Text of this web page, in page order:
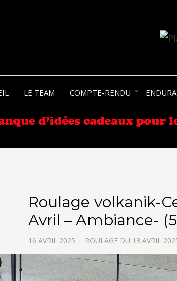
LE TEAM COMPTE-RENDU
Roulage volkanik-
Avril – Ambiance-
16 AVRIL 2025 ROULAGE DU 13 AVRIL